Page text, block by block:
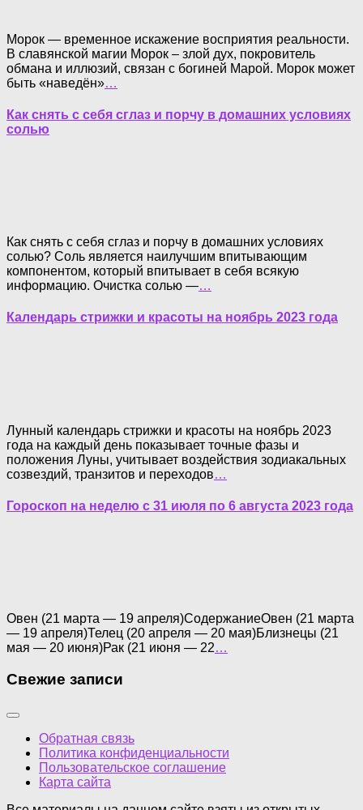
Морок — временное искажение восприятия реальности.
В славянской магии Морок – злой дух, покровитель
обмана и иллюзий, связан с богиней Марой. Морок может
быть «наведён»…
Как снять с себя сглаз и порчу в домашних условиях
солью
Как снять с себя сглаз и порчу в домашних условиях
солью? Соль является наилучшим впитывающим
компонентом, который впитывает в себя всякую
информацию. Очистка солью —…
Календарь стрижки и красоты на ноябрь 2023 года
Лунный календарь стрижки и красоты на ноябрь 2023
года на каждый день показывает точные фазы и
положения Луны, учитывает воздействия зодиакальных
созвездий, транзитов и переходов…
Гороскоп на неделю с 31 июля по 6 августа 2023 года
Овен (21 марта — 19 апреля)СодержаниеОвен (21 марта
— 19 апреля)Телец (20 апреля — 20 мая)Близнецы (21
мая — 20 июня)Рак (21 июня — 22…
Свежие записи
Обратная связь
Политика конфиденциальности
Пользовательское соглашение
Карта сайта